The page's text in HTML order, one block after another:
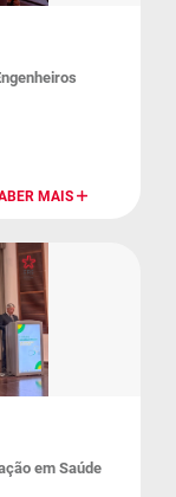
MAIS
em Saúde